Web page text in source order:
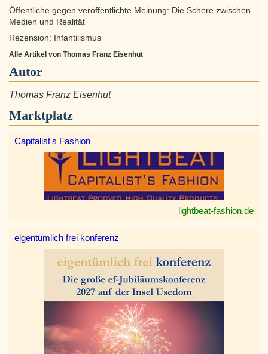
Öffentliche gegen veröffentlichte Meinung: Die Schere zwischen
Medien und Realität
Rezension: Infantilismus
Alle Artikel von Thomas Franz Eisenhut
Autor
Thomas Franz Eisenhut
Marktplatz
Capitalist's Fashion
lightbeat-fashion.de
eigentümlich frei konferenz